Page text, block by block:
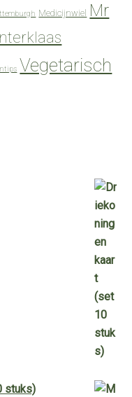
Medicijnwiel Mr
Vegetarisch
stuks)